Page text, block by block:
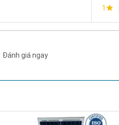
1
Đánh giá ngay